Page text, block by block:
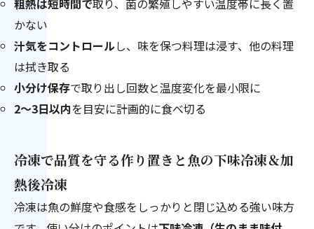
粗熱は短時間で取り、菌の繁殖しやすい温度帯に長く置
かない
汁気をコントロールし、味を保つ料理は浸す、他の料理
は拭き取る
小分け保存で取り出し回数と温度変化を最小限に
2〜3日以内を目安に計画的に食べ切る
冷凍で品質を守る作り置きと魚の下味冷凍＆加
熱後冷凍
冷凍は魚の鮮度や食感をしっかりと閉じ込める強い味方